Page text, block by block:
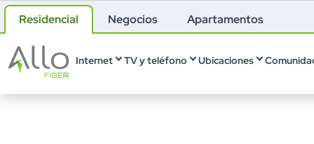
Residencial Negocios Apartamentos
Internet TV y teléfono Ubicaciones